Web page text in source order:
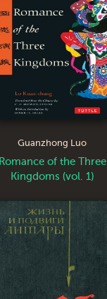
Guanzhong Luo
Romance of the Three
Kingdoms (vol. 1)